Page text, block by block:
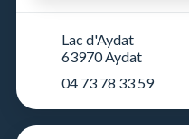
Lac d'Aydat
63970 Aydat
04 73 78 33 59